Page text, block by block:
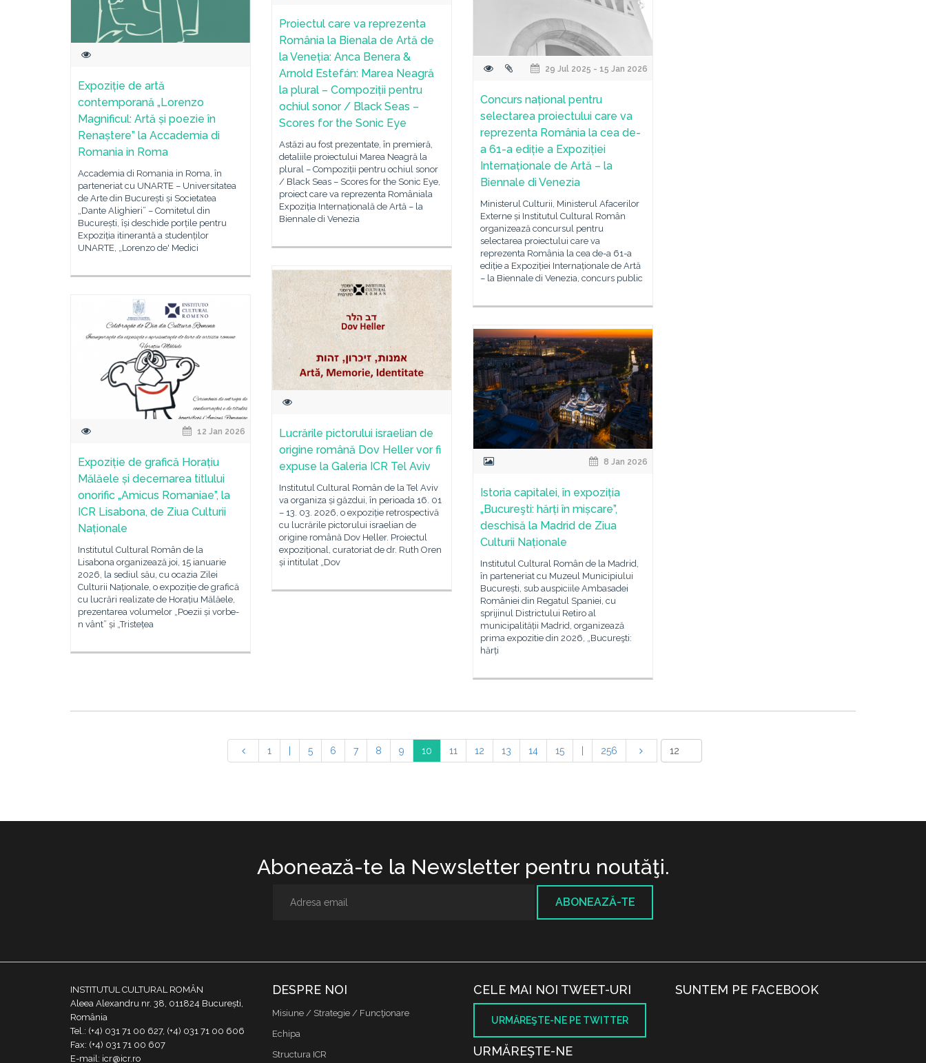
Proiectul care va reprezenta
România la Bienala de Artă de
la Veneția: Anca Benera &
Arnold Estefán: Marea Neagră
la plural – Compoziții pentru
ochiul sonor / Black Seas –
Scores for the Sonic Eye
Astăzi au fost prezentate, în premieră,
detaliile proiectului Marea Neagră la
plural – Compoziții pentru ochiul sonor
/ Black Seas – Scores for the Sonic Eye,
proiect care va reprezenta Româniala
Expoziția Internațională de Artă – la
Biennale di Venezia
Expoziție de artă
contemporană „Lorenzo
Magnificul: Artă și poezie în
Renaștere” la Accademia di
Romania in Roma
Accademia di Romania in Roma, în
parteneriat cu UNARTE – Universitatea
de Arte din București și Societatea
„Dante Alighieri” – Comitetul din
București, își deschide porțile pentru
Expoziția itinerantă a studenților
UNARTE, „Lorenzo de' Medici
29 Jul 2025 - 15 Jan 2026
Concurs național pentru
selectarea proiectului care va
reprezenta România la cea de-
a 61-a ediție a Expoziției
Internaționale de Artă – la
Biennale di Venezia
Ministerul Culturii, Ministerul Afacerilor
Externe și Institutul Cultural Român
organizează concursul pentru
selectarea proiectului care va
reprezenta România la cea de-a 61-a
ediție a Expoziției Internaționale de Artă
– la Biennale di Venezia, concurs public
Lucrările pictorului israelian de
origine română Dov Heller vor fi
expuse la Galeria ICR Tel Aviv
Institutul Cultural Român de la Tel Aviv
va organiza și găzdui, în perioada 16. 01
– 13. 03. 2026, o expoziție retrospectivă
cu lucrările pictorului israelian de
origine română Dov Heller. Proiectul
expozițional, curatoriat de dr. Ruth Oren
și intitulat „Dov
12 Jan 2026
Expoziție de grafică Horațiu
Mălăele și decernarea titlului
onorific „Amicus Romaniae”, la
ICR Lisabona, de Ziua Culturii
Naționale
Institutul Cultural Român de la
Lisabona organizează joi, 15 ianuarie
2026, la sediul său, cu ocazia Zilei
Culturii Naționale, o expoziție de grafică
cu lucrări realizate de Horațiu Mălăele,
prezentarea volumelor „Poezii și vorbe-
n vânt” și „Tristețea
8 Jan 2026
Istoria capitalei, în expoziția
„Bucureşti: hărți în mișcare”,
deschisă la Madrid de Ziua
Culturii Naționale
Institutul Cultural Român de la Madrid,
în parteneriat cu Muzeul Municipiului
București, sub auspiciile Ambasadei
României din Regatul Spaniei, cu
sprijinul Districtului Retiro al
municipalității Madrid, organizează
prima expozitie din 2026, „Bucureşti:
hărți
1 5 6 7 8 9 10 11 12 13 14 15 256
Abonează-te la Newsletter pentru noutăţi.
ABONEAZĂ-TE
INSTITUTUL CULTURAL ROMÂN
Aleea Alexandru nr. 38, 011824 București,
România
Tel.: (+4) 031 71 00 627, (+4) 031 71 00 606
Fax: (+4) 031 71 00 607
E-mail: icr@icr.ro
DESPRE NOI
Misiune / Strategie / Funcţionare
Echipa
Structura ICR
CELE MAI NOI TWEET-URI
URMĂREŞTE-NE PE TWITTER
URMĂREŞTE-NE
SUNTEM PE FACEBOOK